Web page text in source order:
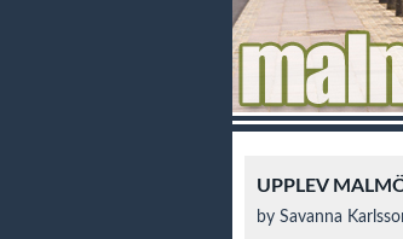
UPPLEV
by Savanna